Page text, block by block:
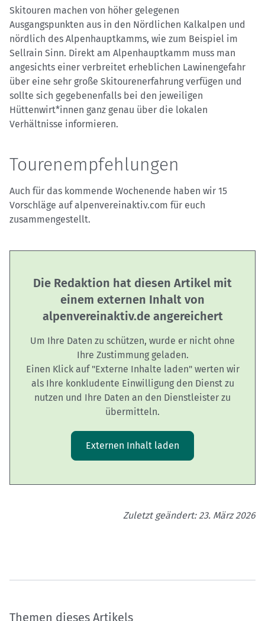
Skitouren machen von höher gelegenen
Ausgangspunkten aus in den Nördlichen Kalkalpen und
nördlich des Alpenhauptkamms, wie zum Beispiel im
Sellrain Sinn. Direkt am Alpenhauptkamm muss man
angesichts einer verbreitet erheblichen Lawinengefahr
über eine sehr große Skitourenerfahrung verfügen und
sollte sich gegebenenfalls bei den jeweiligen
Hüttenwirt*innen ganz genau über die lokalen
Verhältnisse informieren.
Tourenempfehlungen
Auch für das kommende Wochenende haben wir 15
Vorschläge auf alpenvereinaktiv.com für euch
zusammengestellt.
Die Redaktion hat diesen Artikel mit
einem externen Inhalt von
alpenvereinaktiv.de angereichert
Um Ihre Daten zu schützen, wurde er nicht ohne
Ihre Zustimmung geladen.
Einen Klick auf "Externe Inhalte laden" werten wir
als Ihre konkludente Einwilligung den Dienst zu
nutzen und Ihre Daten an den Dienstleister zu
übermitteln.
Externen Inhalt laden
Zuletzt geändert: 23. März 2026
Themen dieses Artikels